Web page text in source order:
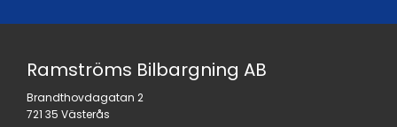
Ramströms Bilbargning AB
Brandthovdagatan 2
721 35 Västerås